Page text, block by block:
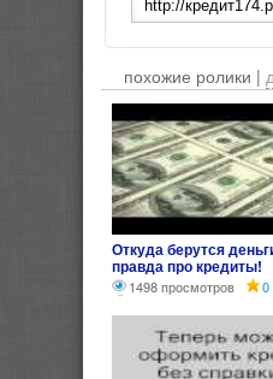
похожие ролики |
Откуда берутся
правда про кредиты!
1498 просмотров 0